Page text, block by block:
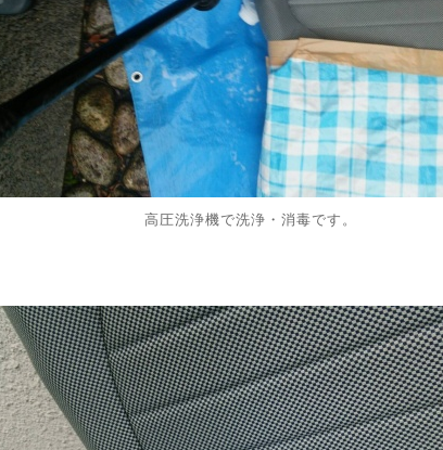
高圧洗浄機で洗浄・消毒です。